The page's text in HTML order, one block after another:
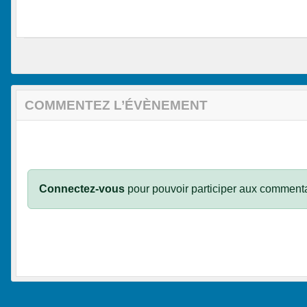
COMMENTEZ L’ÉVÈNEMENT
Connectez-vous pour pouvoir participer aux